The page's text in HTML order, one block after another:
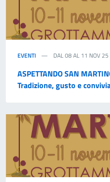
EVENTI DAL 08 AL 11 NOV 25
ASPETTANDO SAN
Tradizione, gusto e